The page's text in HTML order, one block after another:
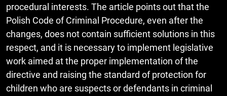
procedural interests. The article points out that the
Polish Code of Criminal Procedure, even after the
changes, does not contain sufficient solutions in this
respect, and it is necessary to implement legislative
work aimed at the proper implementation of the
directive and raising the standard of protection for
children who are suspects or defendants in criminal